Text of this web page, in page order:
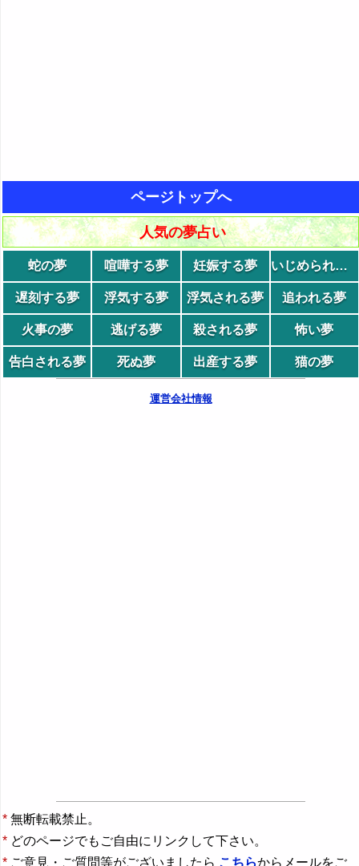
ページトップへ
人気の夢占い
蛇の夢 喧嘩する夢 妊娠する夢 いじめられる夢
遅刻する夢 浮気する夢 浮気される夢 追われる夢
火事の夢 逃げる夢 殺される夢 怖い夢
告白される夢 死ぬ夢 出産する夢 猫の夢
運営会社情報
* 無断転載禁止。
* どのページでもご自由にリンクして下さい。
* ご意見・ご質問等がございましたら こちらからメールをご